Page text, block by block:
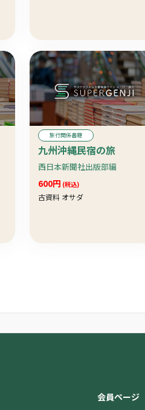
旅行関係書籍
九州沖縄民宿の旅
西日本新聞社出版部編
600円 (税込)
古資料 オサダ
会員ページ